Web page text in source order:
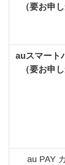
（要お申
auスマート
（要お申
au PAY